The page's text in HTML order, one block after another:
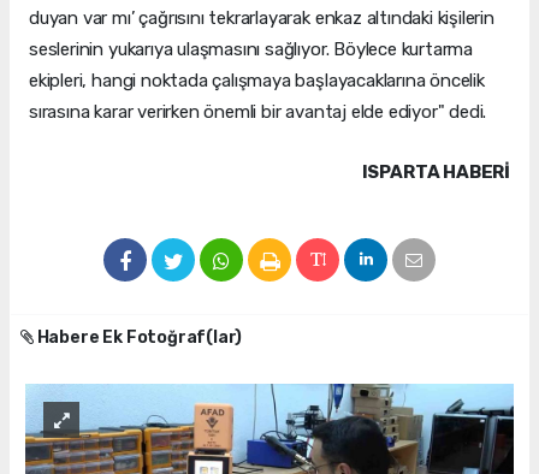
duyan var mı’ çağrısını tekrarlayarak enkaz altındaki kişilerin
seslerinin yukarıya ulaşmasını sağlıyor. Böylece kurtarma
ekipleri, hangi noktada çalışmaya başlayacaklarına öncelik
sırasına karar verirken önemli bir avantaj elde ediyor" dedi.
ISPARTA HABERİ
Habere Ek Fotoğraf(lar)